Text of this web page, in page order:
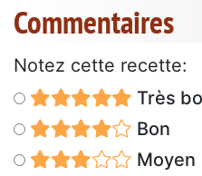
Commentaires
Notez cette recette:
Très
Bon
Moyen